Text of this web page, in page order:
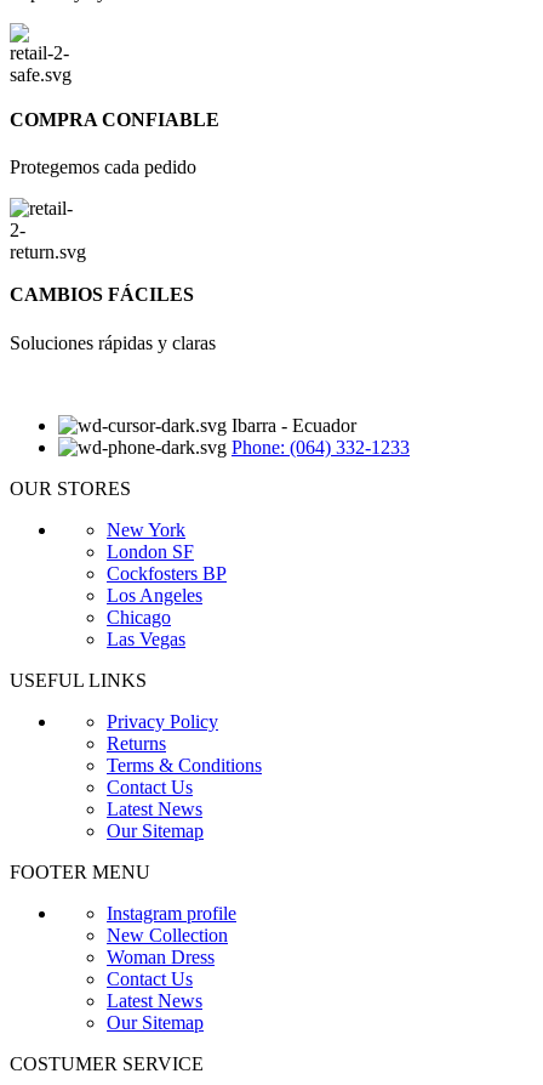
COMPRA CONFIABLE
Protegemos cada pedido
CAMBIOS FÁCILES
Soluciones rápidas y claras
Ibarra - Ecuador
Phone: (064) 332-1233
OUR STORES
New York
London SF
Cockfosters BP
Los Angeles
Chicago
Las Vegas
USEFUL LINKS
Privacy Policy
Returns
Terms & Conditions
Contact Us
Latest News
Our Sitemap
FOOTER MENU
Instagram profile
New Collection
Woman Dress
Contact Us
Latest News
Our Sitemap
COSTUMER SERVICE